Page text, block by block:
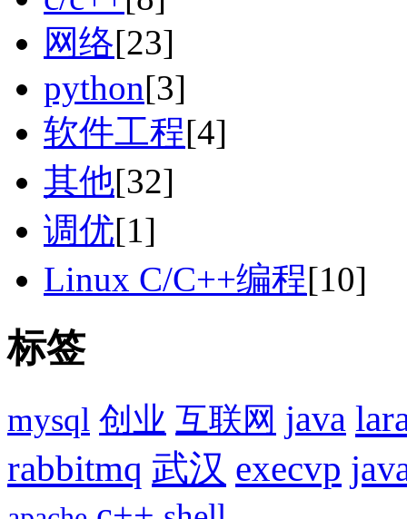
网络[23]
python[3]
软件工程[4]
其他[32]
调优[1]
Linux C/C++编程[10]
标签
mysql 创业 互联网 java
rabbitmq 武汉 execvp